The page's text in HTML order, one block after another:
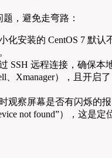
，避免走弯路：
化安装的 CentOS 7 默认
SSH 远程连接，确保本
、Xmanager），且开启了
观察屏幕是否有闪烁的报
not found”），这是定